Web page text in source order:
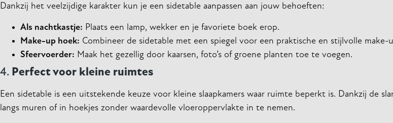
Dankzij het veelzijdige karakter kun je een sidetable aanpassen aan jouw behoeften:
Als nachtkastje: Plaats een lamp, wekker en je favoriete boek erop.
Make-up hoek: Combineer de sidetable met een spiegel voor een praktische en stijlvolle make-
Sfeervoerder: Maak het gezellig door kaarsen, foto’s of groene planten toe te voegen.
4. Perfect voor kleine ruimtes
Een sidetable is een uitstekende keuze voor kleine slaapkamers waar ruimte beperkt is. Dankzij de
langs muren of in hoekjes zonder waardevolle vloeroppervlakte in te nemen.